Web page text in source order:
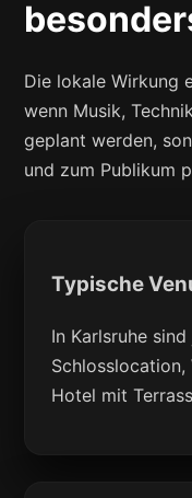
Die lokale Wirkung
wenn Musik,
geplant werden,
und zum Publikum
Typische
In Karlsruhe
Hotel mit